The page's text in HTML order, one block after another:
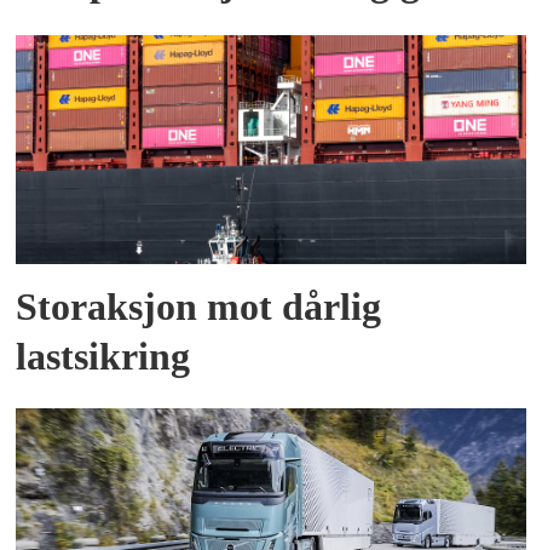
Storaksjon mot dårlig
lastsikring